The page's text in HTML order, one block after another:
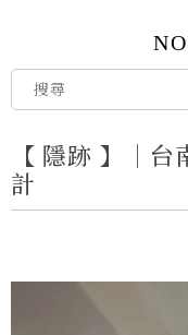
【 隱跡 】｜
計